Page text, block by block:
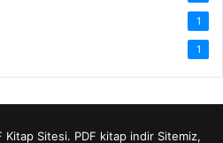
1
1
Kitap Sitesi. PDF kitap indirSitemiz,